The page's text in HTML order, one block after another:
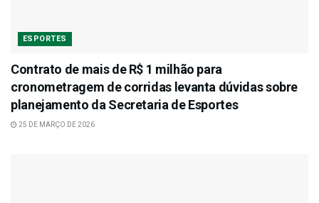
ESPORTES
Contrato de mais de R$ 1 milhão para
cronometragem de corridas levanta dúvidas sobre
planejamento da Secretaria de Esportes
25 DE MARÇO DE 2026